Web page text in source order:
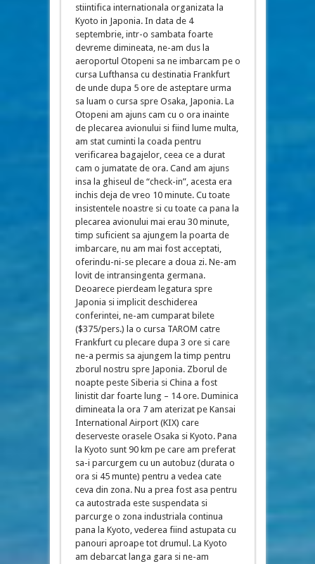
stiintifica internationala organizata la
Kyoto in Japonia. In data de 4
septembrie, intr-o sambata foarte
devreme dimineata, ne-am dus la
aeroportul Otopeni sa ne imbarcam pe o
cursa Lufthansa cu destinatia Frankfurt
de unde dupa 5 ore de asteptare urma
sa luam o cursa spre Osaka, Japonia. La
Otopeni am ajuns cam cu o ora inainte
de plecarea avionului si fiind lume multa,
am stat cuminti la coada pentru
verificarea bagajelor, ceea ce a durat
cam o jumatate de ora. Cand am ajuns
insa la ghiseul de “check-in”, acesta era
inchis deja de vreo 10 minute. Cu toate
insistentele noastre si cu toate ca pana la
plecarea avionului mai erau 30 minute,
timp suficient sa ajungem la poarta de
imbarcare, nu am mai fost acceptati,
oferindu-ni-se plecare a doua zi. Ne-am
lovit de intransingenta germana.
Deoarece pierdeam legatura spre
Japonia si implicit deschiderea
conferintei, ne-am cumparat bilete
($375/pers.) la o cursa TAROM catre
Frankfurt cu plecare dupa 3 ore si care
ne-a permis sa ajungem la timp pentru
zborul nostru spre Japonia. Zborul de
noapte peste Siberia si China a fost
linistit dar foarte lung – 14 ore. Duminica
dimineata la ora 7 am aterizat pe Kansai
International Airport (KIX) care
deserveste orasele Osaka si Kyoto. Pana
la Kyoto sunt 90 km pe care am preferat
sa-i parcurgem cu un autobuz (durata o
ora si 45 munte) pentru a vedea cate
ceva din zona. Nu a prea fost asa pentru
ca autostrada este suspendata si
parcurge o zona industriala continua
pana la Kyoto, vederea fiind astupata cu
panouri aproape tot drumul. La Kyoto
am debarcat langa gara si ne-am